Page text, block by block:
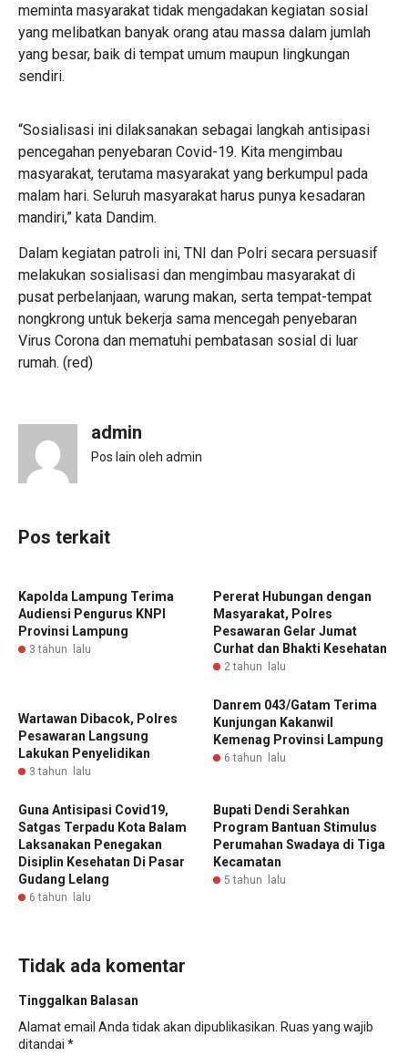
meminta masyarakat tidak mengadakan kegiatan sosial
yang melibatkan banyak orang atau massa dalam jumlah
yang besar, baik di tempat umum maupun lingkungan
sendiri.
“Sosialisasi ini dilaksanakan sebagai langkah antisipasi
pencegahan penyebaran Covid-19. Kita mengimbau
masyarakat, terutama masyarakat yang berkumpul pada
malam hari. Seluruh masyarakat harus punya kesadaran
mandiri,” kata Dandim.
Dalam kegiatan patroli ini, TNI dan Polri secara persuasif
melakukan sosialisasi dan mengimbau masyarakat di
pusat perbelanjaan, warung makan, serta tempat-tempat
nongkrong untuk bekerja sama mencegah penyebaran
Virus Corona dan mematuhi pembatasan sosial di luar
rumah. (red)
admin
Pos lain oleh admin
Pos terkait
Kapolda Lampung Terima
Audiensi Pengurus KNPI
Provinsi Lampung
3 tahun lalu
Pererat Hubungan dengan
Masyarakat, Polres
Pesawaran Gelar Jumat
Curhat dan Bhakti Kesehatan
2 tahun lalu
Wartawan Dibacok, Polres
Pesawaran Langsung
Lakukan Penyelidikan
3 tahun lalu
Danrem 043/Gatam Terima
Kunjungan Kakanwil
Kemenag Provinsi Lampung
6 tahun lalu
Guna Antisipasi Covid19,
Satgas Terpadu Kota Balam
Laksanakan Penegakan
Disiplin Kesehatan Di Pasar
Gudang Lelang
6 tahun lalu
Bupati Dendi Serahkan
Program Bantuan Stimulus
Perumahan Swadaya di Tiga
Kecamatan
5 tahun lalu
Tidak ada komentar
Tinggalkan Balasan
Alamat email Anda tidak akan dipublikasikan. Ruas yang wajib
ditandai *